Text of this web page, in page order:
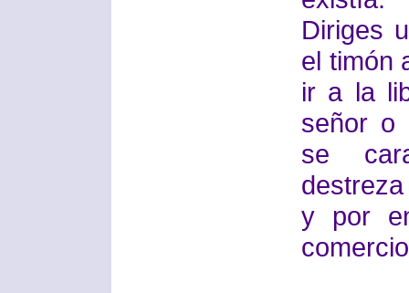
Diriges
el timón
ir a la
señor o
se
y por